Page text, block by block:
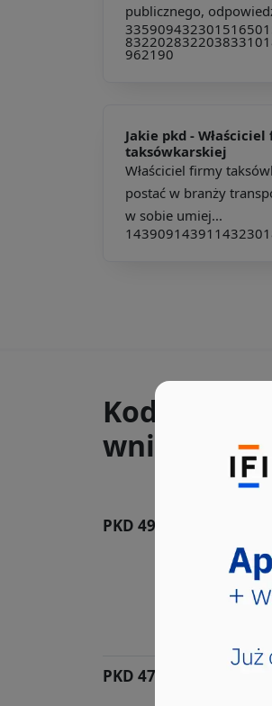
publicznego,
335909432301 516501
832202832203833101
962190
Jakie pkd -
taksówkarskiej
Właściciel firmy
postać w branży
w sobie umiej...
143909143911432301
Kody PKD,
wnioskach
PKD 49.41.Z
Sekcja
Kod
PKD 47.91.Z